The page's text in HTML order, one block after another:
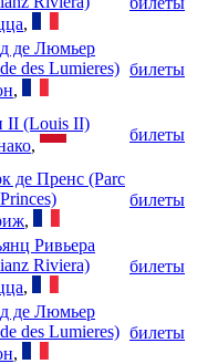
,
де Люмьер
des Lumieres)
,
билеты
II (Louis II)
,
билеты
де Пренс (Parc
,
билеты
Ривьера
Riviera)
,
билеты
де Люмьер
des Lumieres)
,
билеты